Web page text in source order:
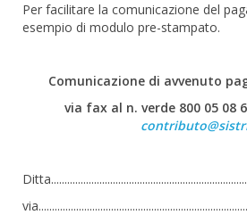
Per facilitare la comunicazione del
esempio di modulo pre-stampato.
Comunicazione di avvenuto
via fax al n. verde 800 05 08